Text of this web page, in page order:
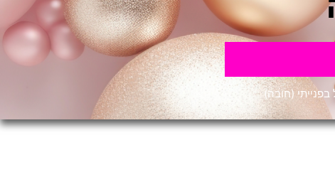
(חובה)